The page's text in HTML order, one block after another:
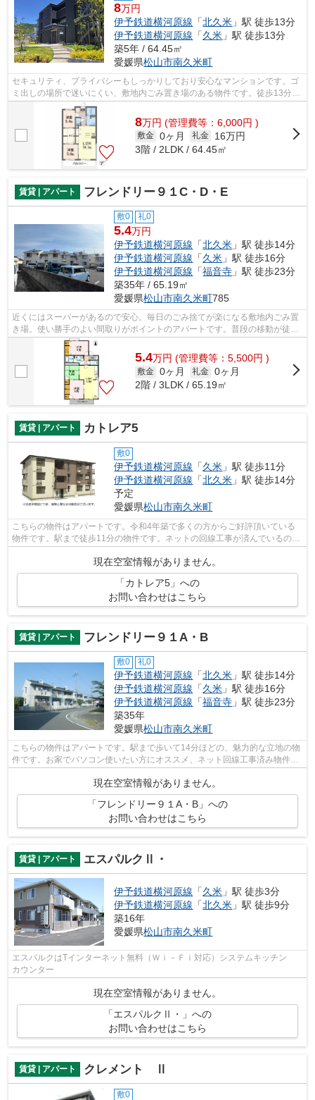
8万円
伊予鉄道横河原線 「北久米 」駅 徒歩13分
伊予鉄道横河原線 「久米 」駅 徒歩13分
築5年 / 64.45㎡
愛媛県松山市南久米町
セキュリティ、プライバシーもしっかりしており安心なマンションです。ゴ
ミ出しの場所で迷いにくい、敷地内ごみ置き場のある物件です。徒歩13分で
駅へのアクセスができる物件です。入...
8万円 (管理費等：6,000円 )
敷金 0ヶ月 礼金
16万円
3階 / 2LDK / 64.45㎡
賃貸 | アパート フレンドリー９１C・D・E
敷0 礼0
5.4万円
伊予鉄道横河原線 「北久米 」駅 徒歩14分
伊予鉄道横河原線 「久米 」駅 徒歩16分
伊予鉄道横河原線 「福音寺 」駅 徒歩23分
築35年 / 65.19㎡
愛媛県松山市南久米町785
近くにはスーパーがあるので安心。毎日のごみ捨てが楽になる敷地内ごみ置
き場。使い勝手のよい間取りがポイントのアパートです。普段の移動が徒歩
だという方も嬉しい、駅まで14分の物...
5.4万円 (管理費等：5,500円 )
敷金 0ヶ月 礼金 0ヶ月
2階 / 3LDK / 65.19㎡
賃貸 | アパート カトレア5
敷0
伊予鉄道横河原線 「久米 」駅 徒歩11分
伊予鉄道横河原線 「北久米 」駅 徒歩14分
予定
愛媛県松山市南久米町
こちらの物件はアパートです。令和4年築で多くの方からご好評頂いている
物件です。駅まで徒歩11分の物件です。ネットの回線工事が済んでいるので
すぐにパソコンが使えます。数多くの物...
現在空室情報がありません。
「カトレア5」への
お問い合わせはこちら
賃貸 | アパート フレンドリー９１A・B
敷0 礼0
伊予鉄道横河原線 「北久米 」駅 徒歩14分
伊予鉄道横河原線 「久米 」駅 徒歩16分
伊予鉄道横河原線 「福音寺 」駅 徒歩23分
築35年
愛媛県松山市南久米町
こちらの物件はアパートです。駅まで歩いて14分ほどの、魅力的な立地の物
件です。お家でパソコン使いたい方にオススメ、ネット回線工事済み物件。
現在空室情報がありません。
「フレンドリー９１A・B」への
お問い合わせはこちら
賃貸 | アパート エスパルクⅡ・
伊予鉄道横河原線 「久米 」駅 徒歩3分
伊予鉄道横河原線 「北久米 」駅 徒歩9分
築16年
愛媛県松山市南久米町
エスパルクはTインターネット無料（Ｗｉ－Ｆｉ対応）システムキッチン
カウンター
現在空室情報がありません。
「エスパルクⅡ・」への
お問い合わせはこちら
賃貸 | アパート クレメント Ⅱ
敷0